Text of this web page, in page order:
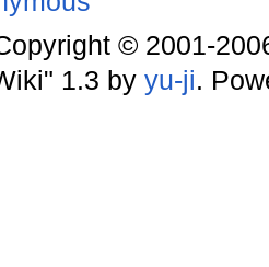
© 2001-
1.3 by yu-ji.